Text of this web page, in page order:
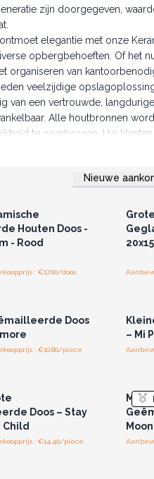
zijn doorgegeven,
elegantie met onze
opbergbehoeften. Of het
organiseren van
veelzijdige
van een vertrouwde,
Alle houtbronnen
te waarborgen. Uw
Wees slim in uw
vul vandaag nog aan.
Nieuwe
Houten Doos -
- Rood
: €17.00/doos
Doos
: €10.80/piece
– Mi
Doos – Stay
Child
: €14.40/piece